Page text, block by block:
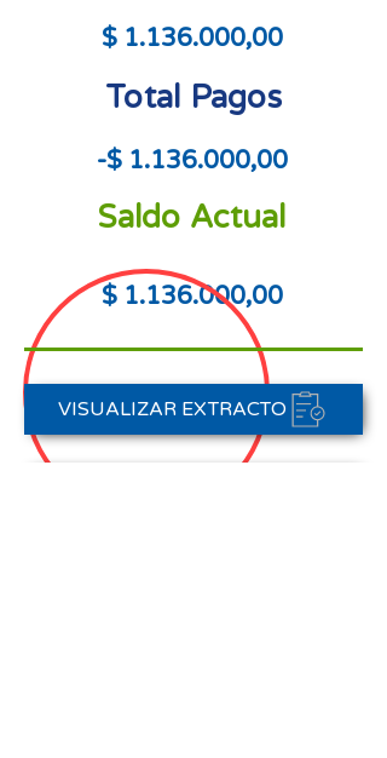
$ 1.136.000,00
Total Pagos
-$ 1.136.000,00
Saldo Actual
$ 1.136.000,00
VISUALIZAR EXTRACTO